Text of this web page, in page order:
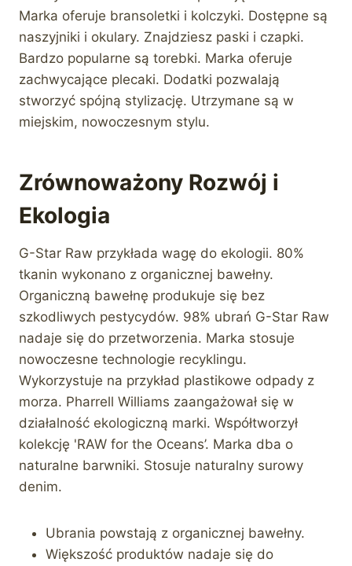
Marka oferuje bransoletki i kolczyki. Dostępne są
naszyjniki i okulary. Znajdziesz paski i czapki.
Bardzo popularne są torebki. Marka oferuje
zachwycające plecaki. Dodatki pozwalają
stworzyć spójną stylizację. Utrzymane są w
miejskim, nowoczesnym stylu.
Zrównoważony Rozwój i
Ekologia
G-Star Raw przykłada wagę do ekologii. 80%
tkanin wykonano z organicznej bawełny.
Organiczną bawełnę produkuje się bez
szkodliwych pestycydów. 98% ubrań G-Star Raw
nadaje się do przetworzenia. Marka stosuje
nowoczesne technologie recyklingu.
Wykorzystuje na przykład plastikowe odpady z
morza. Pharrell Williams zaangażował się w
działalność ekologiczną marki. Współtworzył
kolekcję 'RAW for the Oceans’. Marka dba o
naturalne barwniki. Stosuje naturalny surowy
denim.
Ubrania powstają z organicznej bawełny.
Większość produktów nadaje się do